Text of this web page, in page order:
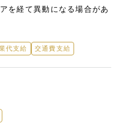
を経て異動になる場合があ
代支給 交通費支給